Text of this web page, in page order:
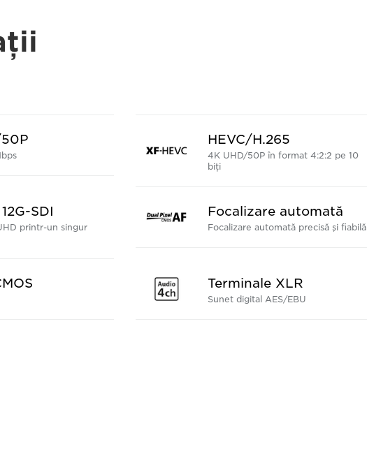
HEVC/H.265
4K UHD/50P în format 4:2:2 pe 10
biţi
SDI
printr-un singur
Focalizare automată
Focalizare automată precisă şi fiabilă
Terminale XLR
Sunet digital AES/EBU